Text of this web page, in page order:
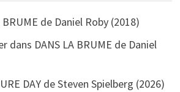
BRUME de Daniel Roby (2018)
dans DANS LA BRUME de Daniel
DAY de Steven Spielberg (2026)